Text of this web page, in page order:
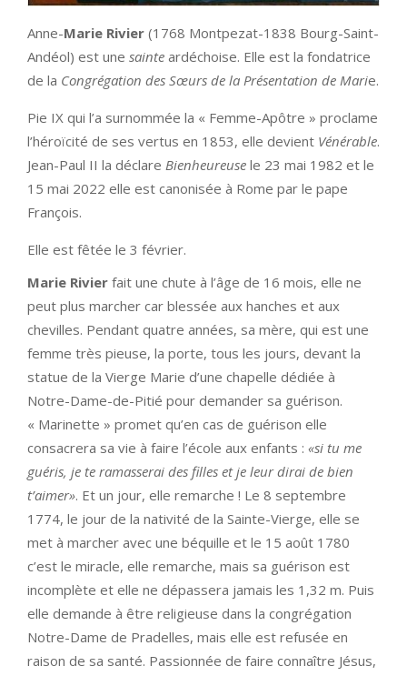
Anne-Marie Rivier (1768 Montpezat-1838 Bourg-Saint-
Andéol) est une sainte ardéchoise. Elle est la fondatrice
de la Congrégation des Sœurs de la Présentation de Marie.
Pie IX qui l’a surnommée la « Femme-Apôtre » proclame
l’héroïcité de ses vertus en 1853, elle devient Vénérable.
Jean-Paul II la déclare Bienheureuse le 23 mai 1982 et le
15 mai 2022 elle est canonisée à Rome par le pape
François.
Elle est fêtée le 3 février.
Marie Rivier fait une chute à l’âge de 16 mois, elle ne
peut plus marcher car blessée aux hanches et aux
chevilles. Pendant quatre années, sa mère, qui est une
femme très pieuse, la porte, tous les jours, devant la
statue de la Vierge Marie d’une chapelle dédiée à
Notre-Dame-de-Pitié pour demander sa guérison.
« Marinette » promet qu’en cas de guérison elle
consacrera sa vie à faire l’école aux enfants : «si tu me
guéris, je te ramasserai des filles et je leur dirai de bien
t’aimer». Et un jour, elle remarche ! Le 8 septembre
1774, le jour de la nativité de la Sainte-Vierge, elle se
met à marcher avec une béquille et le 15 août 1780
c’est le miracle, elle remarche, mais sa guérison est
incomplète et elle ne dépassera jamais les 1,32 m. Puis
elle demande à être religieuse dans la congrégation
Notre-Dame de Pradelles, mais elle est refusée en
raison de sa santé. Passionnée de faire connaître Jésus,